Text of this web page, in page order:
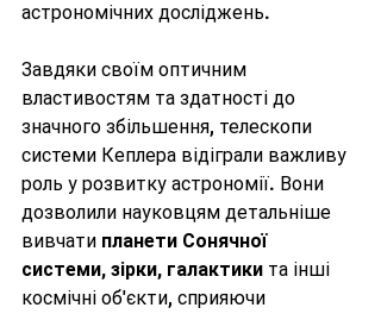
астрономічних досліджень.
Завдяки своїм оптичним
властивостям та здатності до
значного збільшення, телескопи
системи Кеплера відіграли важливу
роль у розвитку астрономії. Вони
дозволили науковцям детальніше
вивчати планети Сонячної
системи, зірки, галактики та інші
космічні об'єкти, сприяючи